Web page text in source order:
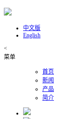
中文版
English
<
菜单
首页
新闻
产品
简介